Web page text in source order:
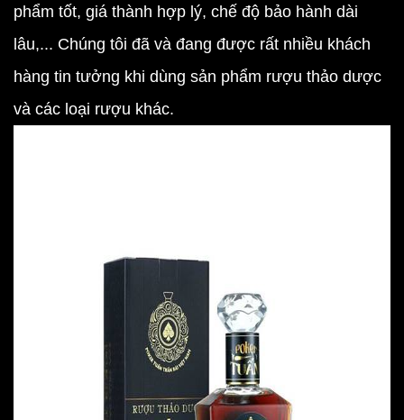
phẩm tốt, giá thành hợp lý, chế độ bảo hành dài
lâu,... Chúng tôi đã và đang được rất nhiều khách
hàng tin tưởng khi dùng sản phẩm rượu thảo dược
và các loại rượu khác.